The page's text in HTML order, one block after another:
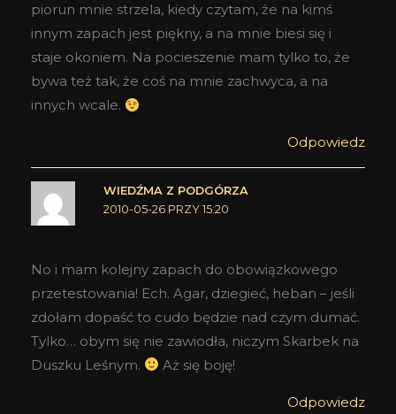
piorun mnie strzela, kiedy czytam, że na kimś
innym zapach jest piękny, a na mnie biesi się i
staje okoniem. Na pocieszenie mam tylko to, że
bywa też tak, że coś na mnie zachwyca, a na
innych wcale.
Odpowiedz
WIEDŹMA Z PODGÓRZA
2010-05-26 PRZY 15:20
No i mam kolejny zapach do obowiązkowego
przetestowania! Ech. Agar, dziegieć, heban – jeśli
zdołam dopaść to cudo będzie nad czym dumać.
Tylko… obym się nie zawiodła, niczym Skarbek na
Duszku Leśnym.
Aż się boję!
Odpowiedz